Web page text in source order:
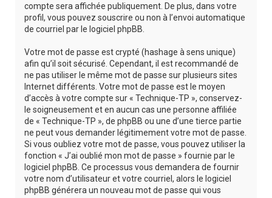
compte sera affichée publiquement. De plus, dans votre
profil, vous pouvez souscrire ou non à l’envoi automatique
de courriel par le logiciel phpBB.
Votre mot de passe est crypté (hashage à sens unique)
afin qu’il soit sécurisé. Cependant, il est recommandé de
ne pas utiliser le même mot de passe sur plusieurs sites
Internet différents. Votre mot de passe est le moyen
d’accès à votre compte sur « Technique-TP », conservez-
le soigneusement et en aucun cas une personne affiliée
de « Technique-TP », de phpBB ou une d’une tierce partie
ne peut vous demander légitimement votre mot de passe.
Si vous oubliez votre mot de passe, vous pouvez utiliser la
fonction « J’ai oublié mon mot de passe » fournie par le
logiciel phpBB. Ce processus vous demandera de fournir
votre nom d’utilisateur et votre courriel, alors le logiciel
phpBB générera un nouveau mot de passe qui vous